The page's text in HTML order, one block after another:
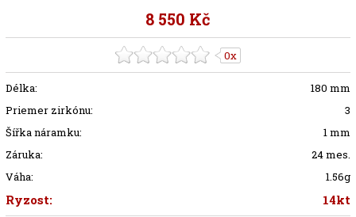
8 550 Kč
0x
Délka:
180 mm
Priemer zirkónu:
3
Šířka náramku:
1 mm
Záruka:
24 mes.
Váha:
1.56g
Ryzost: 14kt